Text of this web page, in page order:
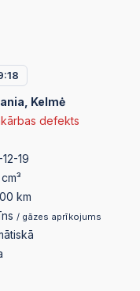
Kelmė
defekts
19
km
/ gāzes aprīkojums